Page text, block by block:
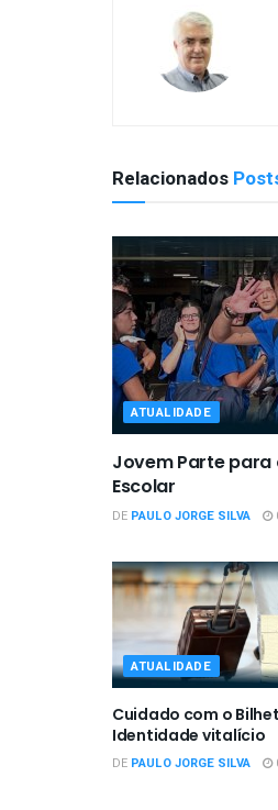
Relacionados
ATUALIDADE
Jovem Parte para
Escolar
DE PAULO JORGE SILVA
ATUALIDADE
Cuidado com o
Identidade vitalício
DE PAULO JORGE SILVA